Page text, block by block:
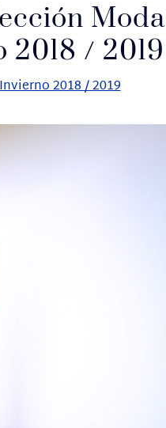
Moda
2018 / 2019
2018 / 2019